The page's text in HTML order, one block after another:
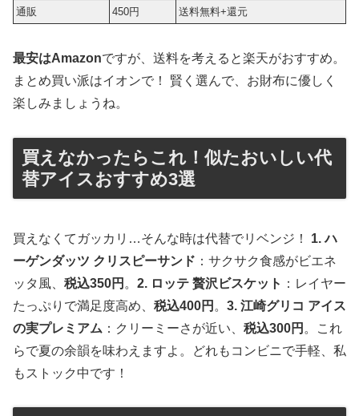
通販
450円 送料無料+還元
最安はAmazonですが、送料を考えると楽天がおすすめ。
まとめ買い派はイオンで！ 賢く選んで、お財布に優しく
楽しみましょうね。
買えなかったらこれ！似たおいしい代
替アイスおすすめ3選
買えなくてガッカリ…そんな時は代替でリベンジ！ 1. ハ
ーゲンダッツ クリスピーサンド ：サクサク食感がビエネ
ッタ風、 税込350円 。 2. ロッテ 贅沢ビスケット ：レイヤー
たっぷりで満足度高め、 税込400円 。 3. 江崎グリコ アイス
の実プレミアム ：クリーミーさが近い、 税込300円 。これ
らで夏の余韻を味わえますよ。どれもコンビニで手軽、私
もストック中です！